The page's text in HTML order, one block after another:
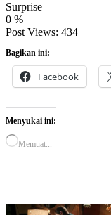
Surprise
0 %
Post Views: 434
Bagikan ini:
Facebook
Menyukai ini:
Memuat...